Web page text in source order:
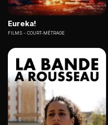
Eureka!
FILMS COURT-MÉTRAGE